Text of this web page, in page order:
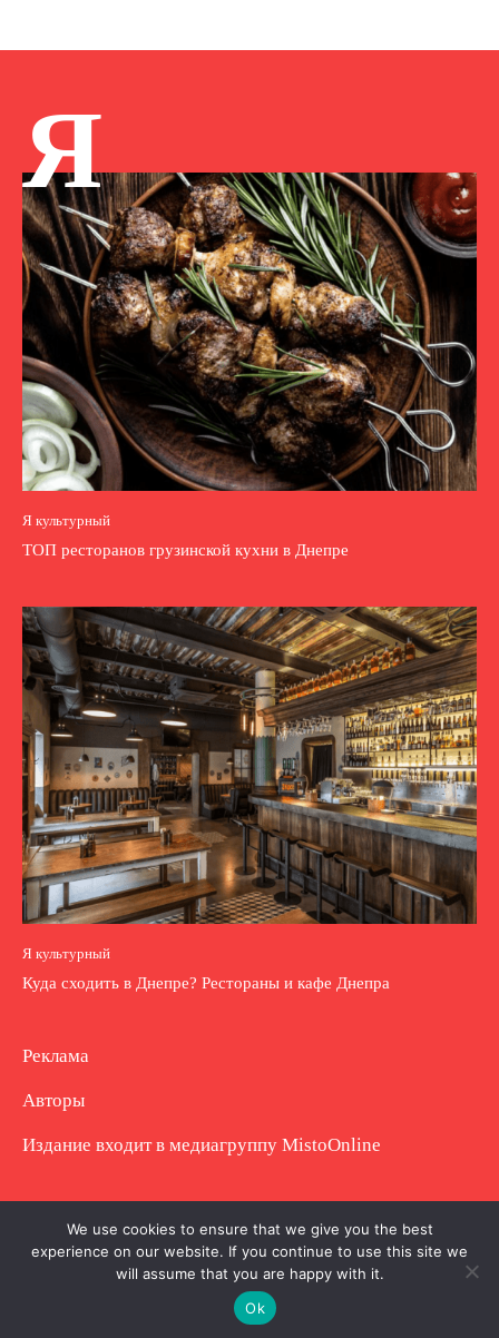
Я
Я культурный
ТОП ресторанов грузинской кухни в Днепре
Я культурный
Куда сходить в Днепре? Рестораны и кафе Днепра
Реклама
Авторы
Издание входит в медиагруппу MistoOnline
Copyright © Полное использование материала
запрещено. Частично разрешено с гиперссылкой.
We use cookies to ensure that we give you the best
experience on our website. If you continue to use this site we
will assume that you are happy with it.
Ok